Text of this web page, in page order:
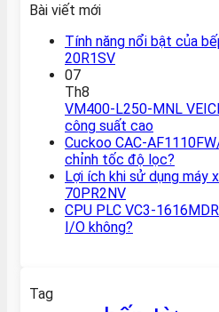
Bài viết mới
Tính năng nổi bật của
20R1SV
07
Th8
VM400-L250-MNL
công suất cao
Cuckoo CAC-
chỉnh tốc độ lọc?
Lợi ích khi sử dụng máy
70PR2NV
CPU PLC VC3-
I/O không?
Tag